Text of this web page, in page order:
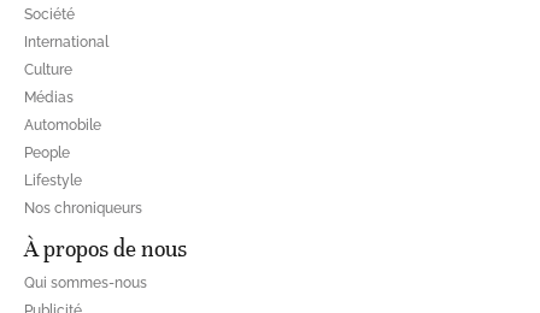
Société
International
Culture
Médias
Automobile
People
Lifestyle
Nos chroniqueurs
À propos de nous
Qui sommes-nous